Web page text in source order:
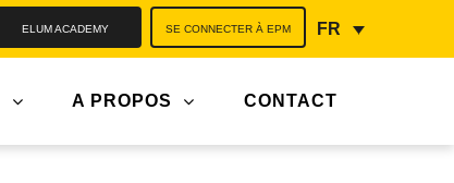
ELUM ACADEMY SE CONNECTER À EPM FR
A PROPOS CONTACT